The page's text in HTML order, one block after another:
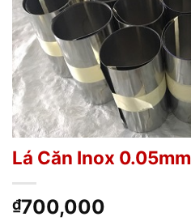
Lá Căn Inox 0.05mm
₫700,000